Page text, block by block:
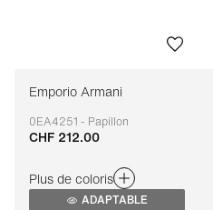
Emporio Armani
0EA4251 - Papillon
Adaptable
CHF 212.00
Plus de coloris
ADAPTABLE